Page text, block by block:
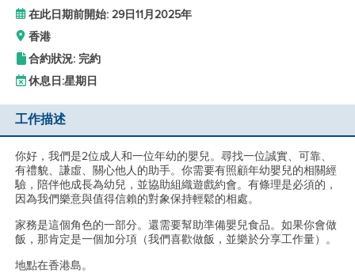
在此日期前開始: 29日11月2025年
香港
合約狀況: 完約
休息日:星期日
工作描述
你好，我們是2位成人和一位年幼的嬰兒。尋找一位誠實、可靠、
有禮貌、謙虛、關心他人的助手。你需要有照顧年幼嬰兒的相關經
驗，陪伴他成長為幼兒，並協助組織遊戲約會。有條理是必須的，
因為我們樂意與值得信賴的對象保持輕鬆的相處。
家務是這個角色的一部分。還需要幫助準備嬰兒食品。如果你會做
飯，那肯定是一個加分項（我們喜歡做飯，並樂於分享工作量）。
地點在香港島。